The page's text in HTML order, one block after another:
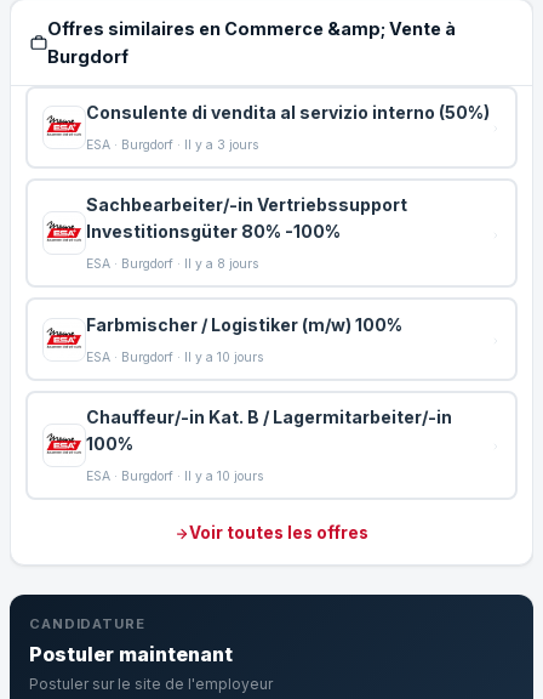
Offres similaires en Commerce &amp; Vente à
Burgdorf
Consulente di vendita al servizio interno (50%)
ESA · Burgdorf · Il y a 3 jours
Sachbearbeiter/-in Vertriebssupport
Investitionsgüter 80% -100%
ESA · Burgdorf · Il y a 8 jours
Farbmischer / Logistiker (m/w) 100%
ESA · Burgdorf · Il y a 10 jours
Chauffeur/-in Kat. B / Lagermitarbeiter/-in
100%
ESA · Burgdorf · Il y a 10 jours
Voir toutes les offres
CANDIDATURE
Postuler maintenant
Postuler sur le site de l'employeur